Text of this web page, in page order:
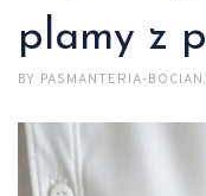
plamy z
BY PASMANTERIA-